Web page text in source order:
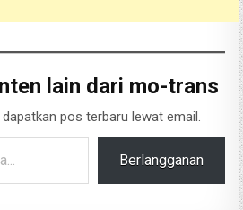
lain dari mo-trans
pos terbaru lewat email.
Berlangganan